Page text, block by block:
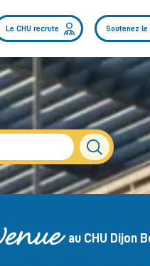
Le CHU recrute Soutenez le
au CHU Dijon